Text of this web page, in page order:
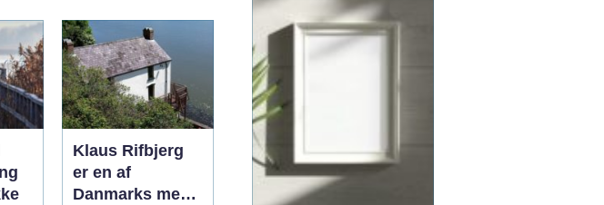
Klaus Rifbjerg
er en af
Danmarks mest
kulturer, hvor
himmellegemernes
stillinger har været brugt
til at forudsige skæbner,
personlighedstræk, og
endda inf...